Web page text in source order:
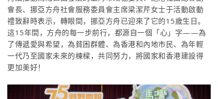
會長、挪亞方舟社會服務委員會主席梁潔芹女士于活動啟動
禮致辭時表示，轉眼間，挪亞方舟已迎來了它的15歲生日。
這15年間，方舟的每一步前行，都源自一個「心」字——為
了傳遞愛與希望，為貧困群體、為香港和內地市民、為年輕
一代乃至國家未來的棟樑，共同努力，將國家和香港建設得
更加美好！